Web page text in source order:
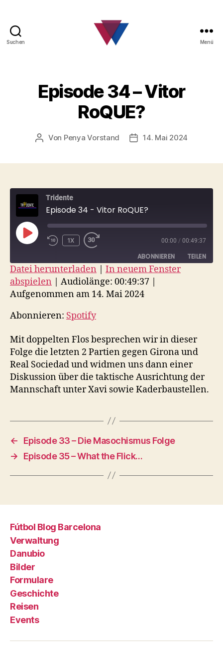
Suchen Menü
Episode 34 – Vitor
RoQUE?
Beitragsautor
Von Penya Vorstand Beitragsdatum
14. Mai 2024
Tridente
Episode 34 - Vitor RoQUE?
PLAY
EPISODE
1X 00:00 / 00:49:37
ABONNIEREN TEILEN
Spotify
RSS FEED
TEILEN
Datei herunterladen
In neuem Fenster
abspielen
Audiolänge: 00:49:37
Aufgenommen am 14. Mai 2024
Abonnieren: Spotify
Mit doppelten Flos besprechen wir in dieser
Folge die letzten 2 Partien gegen Girona und
Real Sociedad und widmen uns dann einer
Diskussion über die taktische Ausrichtung der
Mannschaft unter Xavi sowie Kaderbaustellen.
←
Episode 33 – Die Masochismus Folge
→
Episode 35 – What the Flick…
Fútbol Blog Barcelona
Verwaltung
Danubio
Bilder
Formulare
Geschichte
Reisen
Events